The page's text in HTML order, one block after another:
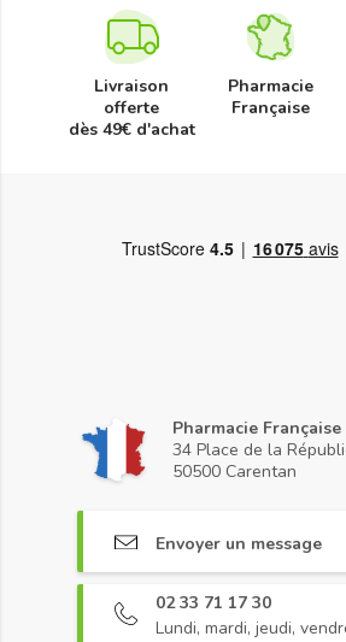
Livraison
offerte
dès 49€ d'achat
Pharmacie
Française
Pharmacie Française
34 Place de la
50500 Carentan
Envoyer un message
02 33 71 17 30
Lundi, mardi, jeudi,